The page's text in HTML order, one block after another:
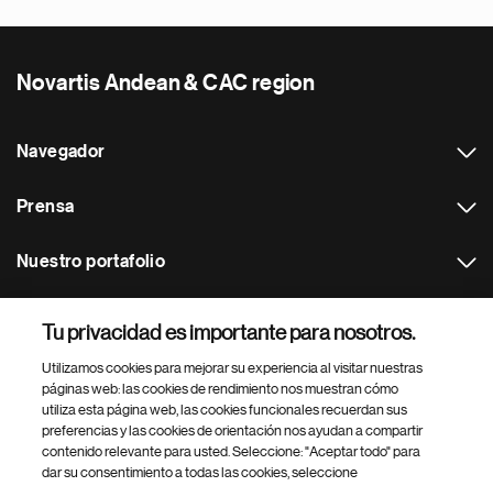
Novartis Andean & CAC region
Navegador
Prensa
Nuestro portafolio
Footer Site Search
Tu privacidad es importante para nosotros.
Utilizamos cookies para mejorar su experiencia al visitar nuestras
páginas web: las cookies de rendimiento nos muestran cómo
utiliza esta página web, las cookies funcionales recuerdan sus
preferencias y las cookies de orientación nos ayudan a compartir
contenido relevante para usted. Seleccione: "Aceptar todo" para
dar su consentimiento a todas las cookies, seleccione